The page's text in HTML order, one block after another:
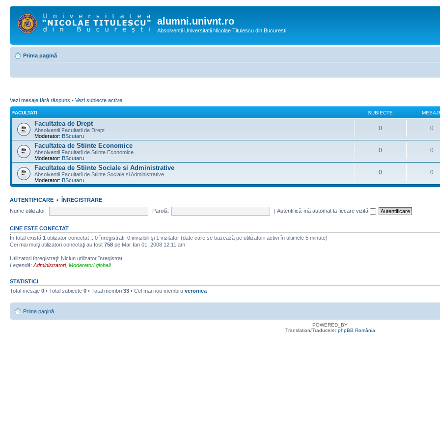
alumni.univnt.ro
Absolventii Universitatii Nicolae Titulescu din Bucuresti
Prima pagină
Vezi mesaje fără răspuns • Vezi subiecte active
FACULTATI SUBIECTE
Facultatea de Drept
Absolventii Facultatii de Drept
Moderator: BScutaru
0 0
Facultatea de Stiinte Economice
Absolventii Facultatii de Stiinte Economice
Moderator: BScutaru
0 0
Facultatea de Stiinte Sociale si Administrative
Absolventii Facultatii de Stiinte Sociale si Administrative
Moderator: BScutaru
0 0
AUTENTIFICARE • ÎNREGISTRARE
Nume utilizator:
Parolă: |Autentifică-mă automat la fiecare vizită
CINE ESTE CONECTAT
În total există 1 utilizator conectat :: 0 înregistraţi, 0 invizibili şi 1 vizitator (date care se bazează pe utilizatorii activi în ultimele 5 minute)
Cei mai mulţi utilizatori conectaţi au fost 758 pe Mar Ian 01, 2008 12:11 am
Utilizatori înregistraţi: Niciun utilizator înregistrat
Legendă: Administratori, Moderatori globali
STATISTICI
Total mesaje 0 • Total subiecte 0 • Total membri 33 • Cel mai nou membru veronica
Prima pagină
POWERED_BY
Translation/Traducere: phpBB România